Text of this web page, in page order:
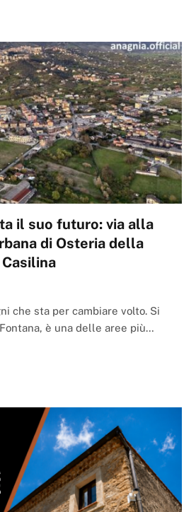
il suo futuro: via alla
di Osteria della
che sta per cambiare volto. Si
è una delle aree più…